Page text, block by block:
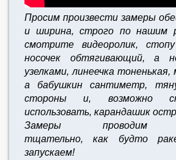
Просим произвести замеры
и ширина, строго по нашим
смотрите видеоролик,
носочек обтягивающий, а
узелками, линеечка тоненькая,
а бабушкин сантиметр,
стороны и, возможно
использовать, карандашик
Замеры проводим
тщательно, как будто
запускаем!